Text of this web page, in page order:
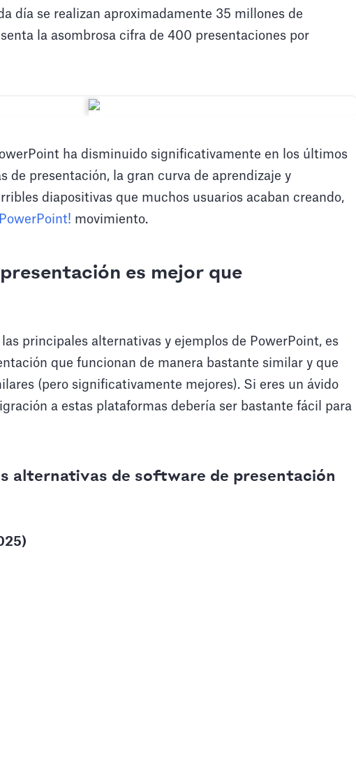
día se realizan aproximadamente 35 millones de
la asombrosa cifra de 400 presentaciones por
ha disminuido significativamente en los últimos
de presentación, la gran curva de aprendizaje y
diapositivas que muchos usuarios acaban creando,
movimiento.
es mejor que
principales alternativas y ejemplos de PowerPoint, es
que funcionan de manera bastante similar y que
(pero significativamente mejores). Si eres un ávido
a estas plataformas debería ser bastante fácil para
alternativas de software de presentación